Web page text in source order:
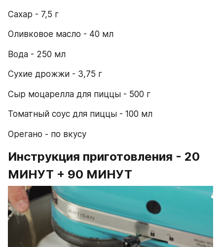
Сахар - 7,5 г
Оливковое масло - 40 мл
Вода - 250 мл
Сухие дрожжи - 3,75 г
Сыр моцарелла для пиццы - 500 г
Томатный соус для пиццы - 100 мл
Орегано - по вкусу
Инструкция приготовления - 20
МИНУТ + 90 МИНУТ